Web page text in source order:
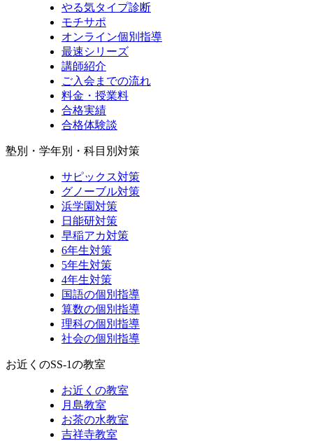
やる気タイプ診断
モチサポ
オンライン個別指導
最速シリーズ
講師紹介
ご入会までの流れ
料金・授業料
合格実績
合格体験談
塾別・学年別・科目別対策
サピックス対策
グノーブル対策
浜学園対策
日能研対策
早稲アカ対策
6年生対策
5年生対策
4年生対策
国語の個別指導
算数の個別指導
理科の個別指導
社会の個別指導
お近くのSS-1の教室
お近くの教室
月島教室
お茶の水教室
吉祥寺教室